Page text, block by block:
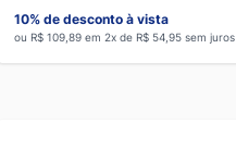
10% de desconto à vista
ou R$ 109,89 em 2x de R$ 54,95 sem juros